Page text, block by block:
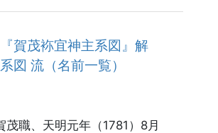
『賀茂袮宜神主系図』解
図 流（名前一覧）
茂職、天明元年（1781）8月